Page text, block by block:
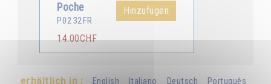
Poche
P0232FR
14.00CHF
Hinzufügen
erhältlich in : English Italiano Deutsch Português